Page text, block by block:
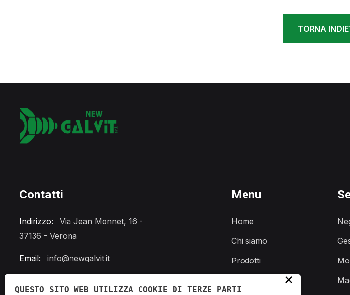
TORNA
Contatti
Indirizzo:
Via Jean Monnet, 16 -
37136 - Verona
Email:
info@newgalvit.it
Telefono:
+39 045 862 0288
Menu
Home
Chi siamo
Prodotti
×
QUESTO SITO WEB UTILIZZA COOKIE DI TERZE PARTI